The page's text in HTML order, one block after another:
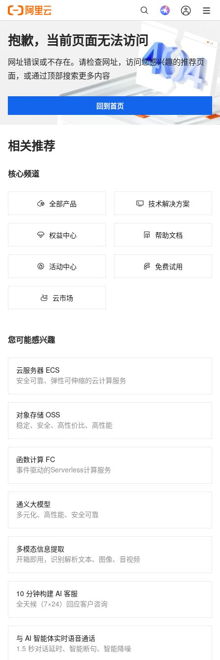
抱歉，当前页面无法访问
网址错误或不存在。请检查网址，访问您感兴趣的推荐页
面，或通过顶部搜索更多内容
回到首页
相关推荐
核心频道
全部产品 技术解决方案
权益中心 帮助文档
活动中心 免费试用
云市场
您可能感兴趣
云服务器 ECS
安全可靠、弹性可伸缩的云计算服务
对象存储 OSS
稳定、安全、高性价比、高性能
函数计算 FC
事件驱动的Serverless计算服务
通义大模型
多元化、高性能、安全可靠
多模态信息提取
开箱即用，识别解析文本、图像、音视频
10 分钟构建 AI 客服
全天候（7×24）回应客户咨询
与 AI 智能体实时语音通话
1.5 秒对话延时、智能断句、智能降噪